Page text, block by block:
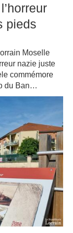
pieds
Moselle
nazie juste
commémore
du Ban…